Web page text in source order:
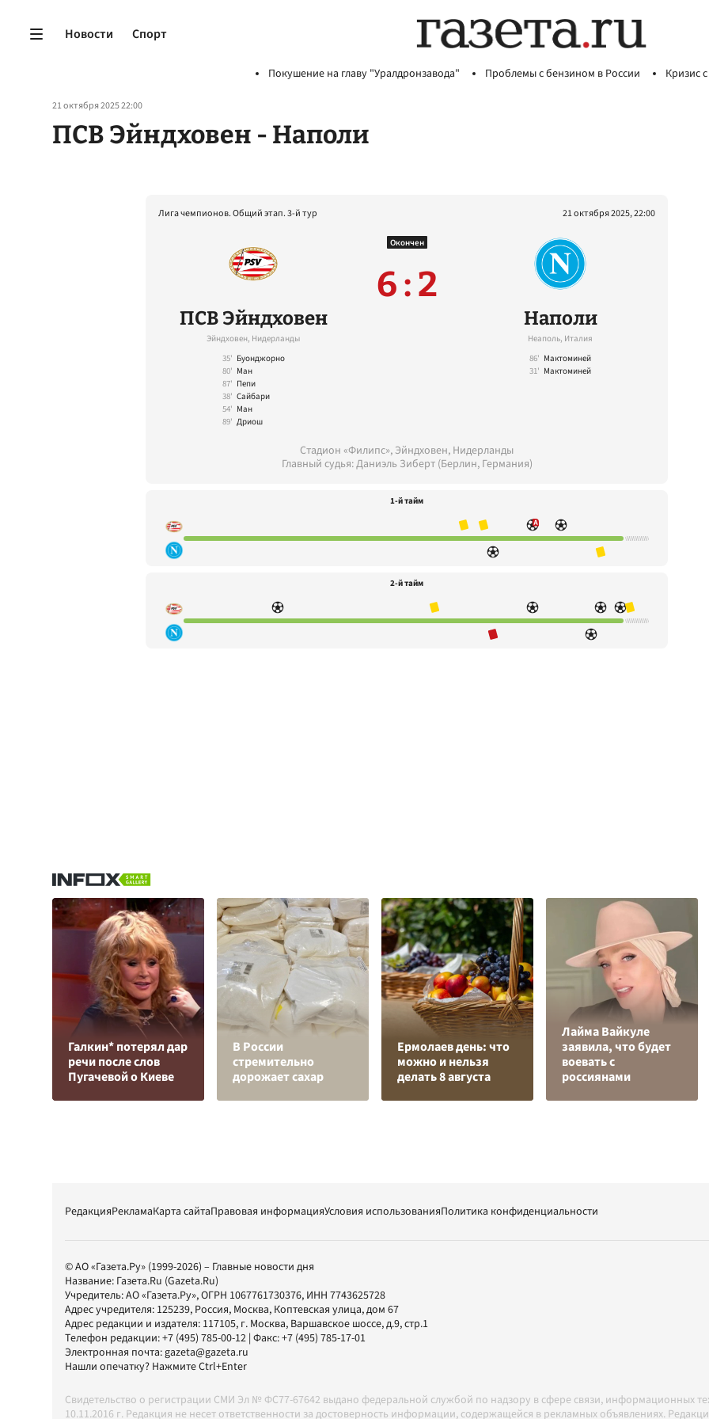
Новости Спорт
Покушение на главу "Уралдронзавода" Проблемы с бензином в России Кризис
21 октября 2025 22:00
ПСВ Эйндховен - Наполи
Лига чемпионов. Общий этап. 3-й тур 21 октября 2025, 22:00
ПСВ Эйндховен
Эйндховен, Нидерланды
35' Буонджорно
80' Ман
87' Пепи
38' Сайбари
54' Ман
89' Дриош
Окончен
6 : 2
Наполи
Неаполь, Италия
86' Мактоминей
31' Мактоминей
Стадион «Филипс», Эйндховен, Нидерланды
Главный судья: Даниэль Зиберт (Берлин, Германия)
1-й тайм
2-й тайм
Галкин* потерял дар
речи после слов
Пугачевой о Киеве
В России
стремительно
дорожает сахар
Ермолаев день: что
можно и нельзя
делать 8 августа
Лайма Вайкуле
заявила, что будет
воевать с
россиянами
РедакцияРекламаКарта сайтаПравовая информацияУсловия использованияПолитика конфиденциальности
© АО «Газета.Ру» (1999-2026) – Главные новости дня
Название: Газета.Ru (Gazeta.Ru)
Учредитель:АО «Газета.Ру», ОГРН 1067761730376, ИНН 7743625728
Адрес учредителя: 125239, Россия, Москва, Коптевская улица, дом 67
Адрес редакции и издателя: 117105, г. Москва, Варшавское шоссе, д.9, стр.1
Телефон редакции:+7 (495) 785-00-12 | Факс:+7 (495) 785-17-01
Электронная почта:gazeta@gazeta.ru
Нашли опечатку? Нажмите Ctrl+Enter
Свидетельство о регистрации СМИ Эл № ФС77-67642 выдано федеральной службой по надзору в сфере связи, информационных
10.11.2016 г. Редакция не несет ответственности за достоверность информации, содержащейся в рекламных объявлениях.